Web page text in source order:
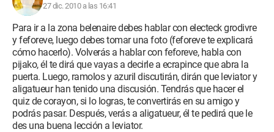
27 dic. 2010 a las 16:41
Para ir a la zona belenaire debes hablar con electeck grodivre
y feforeve, luego debes tomar una foto (feforeve te explicará
cómo hacerlo). Volverás a hablar con feforeve, habla con
pijako, él te dirá que vayas a decirle a ecrapince que abra la
puerta. Luego, ramolos y azuril discutirán, dirán que leviator y
aligatueur han tenido una discusión. Tendrás que hacer el
quiz de corayon, si lo logras, te convertirás en su amigo y
podrás pasar. Después, verás a aligatueur, él te pedirá que le
des una buena lección a leviator.